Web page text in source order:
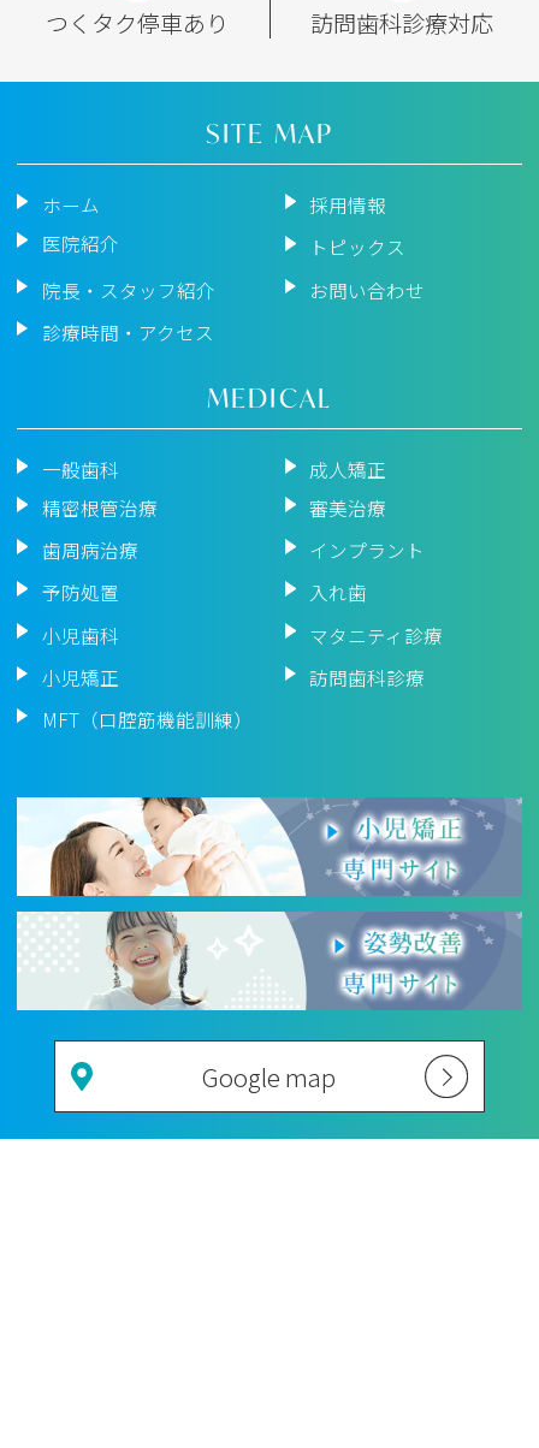
つくタク停車あり 訪問歯科診療対応
SITE MAP
ホーム
医院紹介
院長・スタッフ紹介
診療時間・アクセス
採用情報
トピックス
お問い合わせ
MEDICAL
一般歯科
精密根管治療
歯周病治療
予防処置
小児歯科
小児矯正
MFT（口腔筋機能訓練）
成人矯正
審美治療
インプラント
入れ歯
マタニティ診療
訪問歯科診療
Google map